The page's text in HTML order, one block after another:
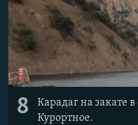
8
Карадаг на закате
Курортное.